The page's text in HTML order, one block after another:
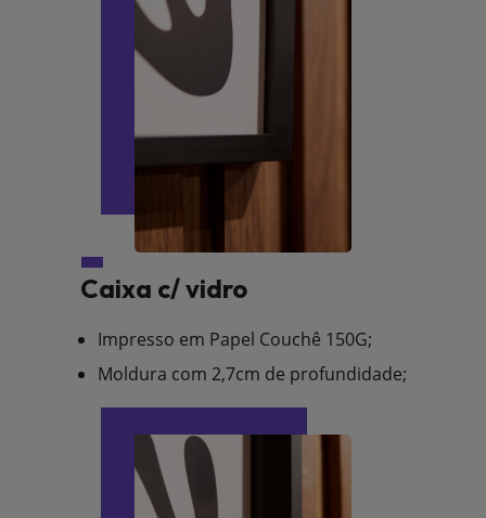
Caixa c/ vidro
Impresso em Papel Couchê 150G;
Moldura com 2,7cm de profundidade;